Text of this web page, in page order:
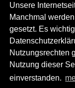
Unsere
Manchmal
gesetzt. Es
Nutzungsrechten
Nutzung dieser
einverstanden.
Copyright © Audio
SENDEPLATZ↗